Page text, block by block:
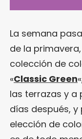
La semana
de la
colección de
«Classic Green
las terrazas y a
días después,
elección de